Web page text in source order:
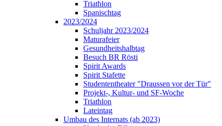
Triathlon
Spanischtag
2023/2024
Schuljahr 2023/2024
Maturafeier
Gesundheitshalbtag
Besuch BR Rösti
Spirit Awards
Spirit Stafette
Studententheater "Draussen vor der Tür"
Projekt-, Kultur- und SF-Woche
Triathlon
Lateintag
Umbau des Internats (ab 2023)